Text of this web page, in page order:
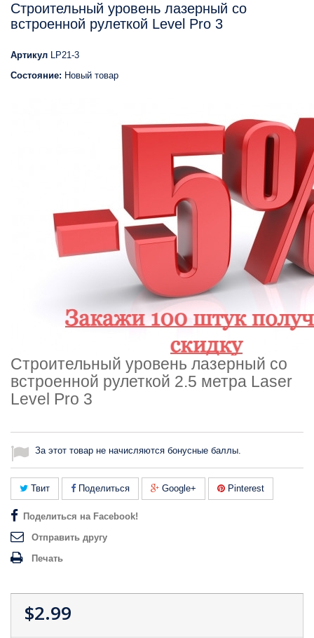
Строительный уровень лазерный со
встроенной рулеткой Level Pro 3
Артикул LP21-3
Состояние: Новый товар
Строительный уровень лазерный со
встроенной рулеткой 2.5 метра Laser
Level Pro 3
За этот товар не начисляются бонусные баллы.
Твит Поделиться Google+ Pinterest
Поделиться на Facebook!
Отправить другу
Печать
$2.99